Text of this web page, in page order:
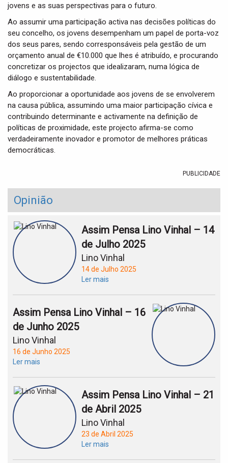
jovens e as suas perspectivas para o futuro.
Ao assumir uma participação activa nas decisões políticas do
seu concelho, os jovens desempenham um papel de porta-voz
dos seus pares, sendo corresponsáveis pela gestão de um
orçamento anual de €10.000 que lhes é atribuído, e procurando
concretizar os projectos que idealizaram, numa lógica de
diálogo e sustentabilidade.
Ao proporcionar a oportunidade aos jovens de se envolverem
na causa pública, assumindo uma maior participação cívica e
contribuindo determinante e activamente na definição de
políticas de proximidade, este projecto afirma-se como
verdadeiramente inovador e promotor de melhores práticas
democráticas.
PUBLICIDADE
Opinião
Assim Pensa Lino Vinhal – 14
de Julho 2025
Lino Vinhal
14 de Julho 2025
Ler mais
Assim Pensa Lino Vinhal – 16
de Junho 2025
Lino Vinhal
16 de Junho 2025
Ler mais
Assim Pensa Lino Vinhal – 21
de Abril 2025
Lino Vinhal
23 de Abril 2025
Ler mais